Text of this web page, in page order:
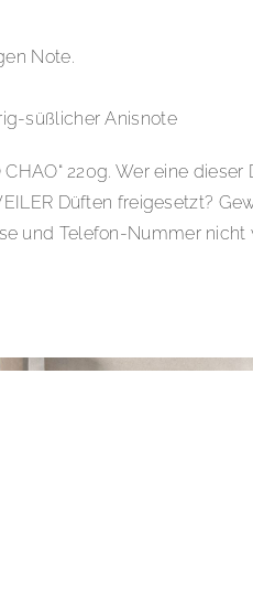
Note.
süßlicher Anisnote
220g. Wer eine
Düften freigesetzt?
und Telefon-Nummer